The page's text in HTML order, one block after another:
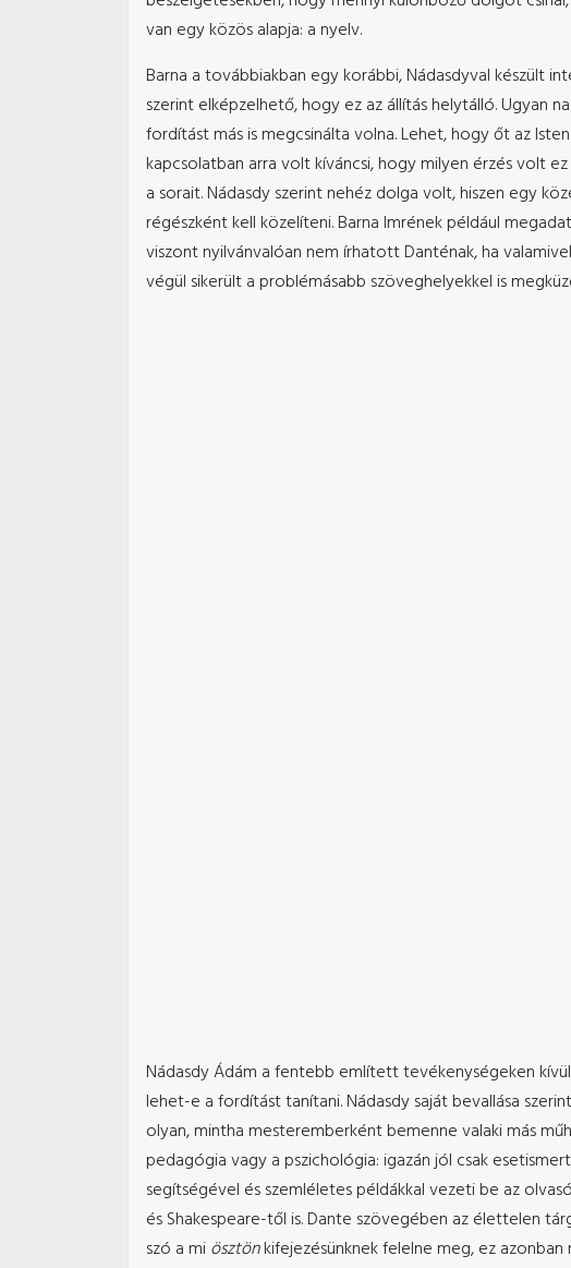
van egy közös alapja: a nyelv.
Barna a továbbiakban egy korábbi, Nádasdyval készült
szerint elképzelhető, hogy ez az állítás helytálló. Ugyan
fordítást más is megcsinálta volna. Lehet, hogy őt az
kapcsolatban arra volt kíváncsi, hogy milyen érzés volt
a sorait. Nádasdy szerint nehéz dolga volt, hiszen egy
régészként kell közelíteni. Barna Imrének például
viszont nyilvánvalóan nem írhatott Danténak, ha
végül sikerült a problémásabb szöveghelyekkel is
Nádasdy Ádám a fentebb említett tevékenységeken
lehet-e a fordítást tanítani. Nádasdy saját bevallása
olyan, mintha mesteremberként bemenne valaki más
pedagógia vagy a pszichológia: igazán jól csak
segítségével és szemléletes példákkal vezeti be az
és Shakespeare-től is. Dante szövegében az élettelen
szó a miösztönkifejezésünknek felelne meg, ez